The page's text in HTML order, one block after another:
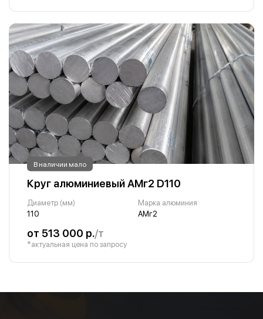
В наличии мало
Круг алюминиевый АМг2 D110
Диаметр (мм)
110
Марка алюминия
АМг2
от 513 000 р./т
*актуальная цена по запросу